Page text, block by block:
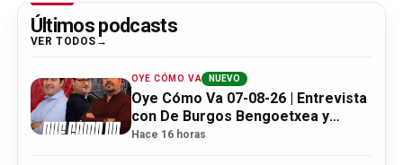
Últimos podcasts
VER TODOS
OYE CÓMO VA NUEVO
Oye Cómo Va 07-08-26 | Entrevista
con De Burgos Bengoetxea y
actualidad Athletic
Hace 16 horas